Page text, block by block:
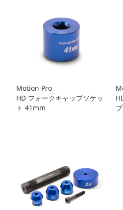
Motion Pro
HD フォークキャップソケッ
ト 41mm